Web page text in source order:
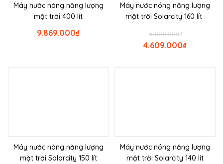
Máy nước nóng năng lượng
mặt trời 400 lít
₫
9.869.000
Máy nước nóng năng lượng
mặt trời Solarcity 160 lít
₫
5.000.000
₫
4.609.000
Máy nước nóng năng lượng
mặt trời Solarcity 150 lít
Máy nước nóng năng lượng
mặt trời Solarcity 140 lít